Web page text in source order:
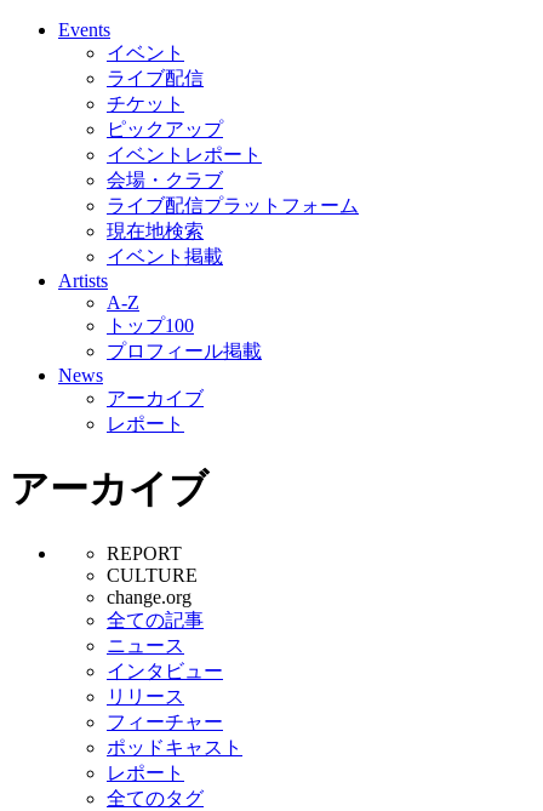
Events
イベント
ライブ配信
チケット
ピックアップ
イベントレポート
会場・クラブ
ライブ配信プラットフォーム
現在地検索
イベント掲載
Artists
A-Z
トップ100
プロフィール掲載
News
アーカイブ
レポート
アーカイブ
REPORT
CULTURE
change.org
全ての記事
ニュース
インタビュー
リリース
フィーチャー
ポッドキャスト
レポート
全てのタグ